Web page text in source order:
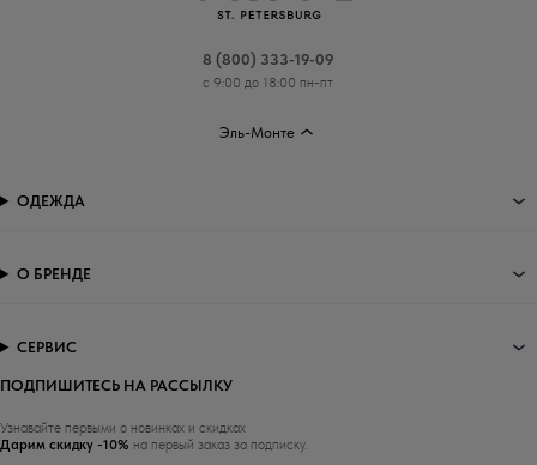
8 (800) 333-19-09
с 9:00 до 18:00 пн-пт
Эль-Монте
ПОДПИШИТЕСЬ НА РАССЫЛКУ
Узнавайте первыми о новинках и скидках
Дарим скидку -10% на первый заказ за подписку.
ОДЕЖДА
О БРЕНДЕ
СЕРВИС